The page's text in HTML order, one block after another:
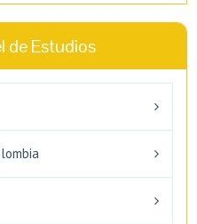
de Estudios